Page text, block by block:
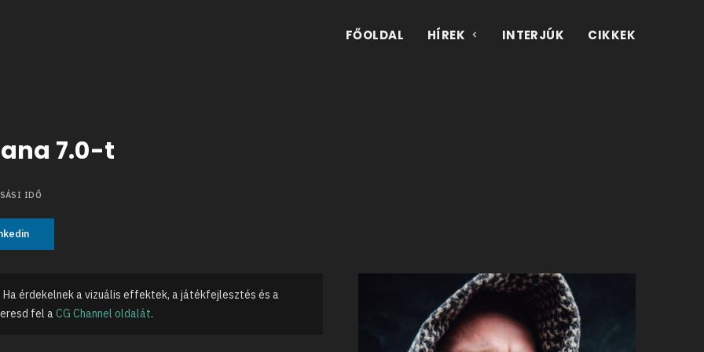
FŐOLDAL HÍREK INTERJÚK CIKKEK
7.0-t
IDŐ
érdekelnek a vizuális effektek, a játékfejlesztés és a
fel aCG Channel oldalát.